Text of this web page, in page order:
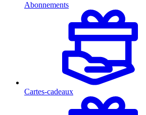
Abonnements
Cartes-cadeaux